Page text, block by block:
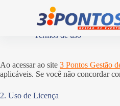
a
r
o
Termos de uso
Ao acessar ao site 3 Pontos Gestão
aplicáveis. Se você não concordar
2. Uso de Licença